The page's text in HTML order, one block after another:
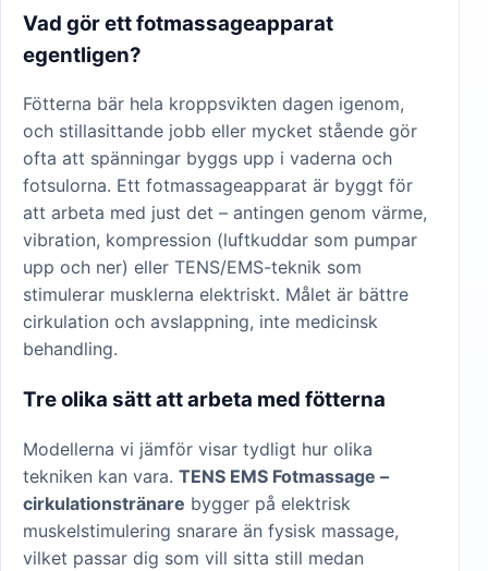
Vad gör ett fotmassageapparat
egentligen?
Fötterna bär hela kroppsvikten dagen igenom,
och stillasittande jobb eller mycket stående gör
ofta att spänningar byggs upp i vaderna och
fotsulorna. Ett fotmassageapparat är byggt för
att arbeta med just det – antingen genom värme,
vibration, kompression (luftkuddar som pumpar
upp och ner) eller TENS/EMS-teknik som
stimulerar musklerna elektriskt. Målet är bättre
cirkulation och avslappning, inte medicinsk
behandling.
Tre olika sätt att arbeta med fötterna
Modellerna vi jämför visar tydligt hur olika
tekniken kan vara. TENS EMS Fotmassage –
cirkulationstränare bygger på elektrisk
muskelstimulering snarare än fysisk massage,
vilket passar dig som vill sitta still medan